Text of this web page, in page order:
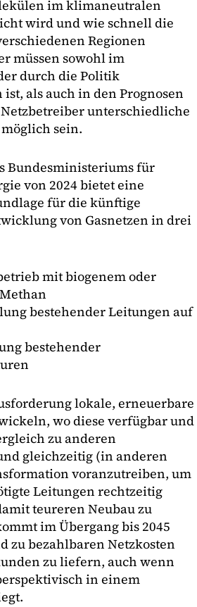
im klimaneutralen
wird und wie schnell die
Regionen
müssen sowohl im
durch die Politik
als auch in den Prognosen
unterschiedliche
sein.
Bundesministeriums für
von 2024 bietet eine
für die künftige
von Gasnetzen in drei
mit biogenem oder
bestehender Leitungen auf
bestehender
lokale, erneuerbare
wo diese verfügbar und
zu anderen
gleichzeitig (in anderen
voranzutreiben, um
Leitungen rechtzeitig
teureren Neubau zu
im Übergang bis 2045
zu bezahlbaren Netzkosten
zu liefern, auch wenn
in einem